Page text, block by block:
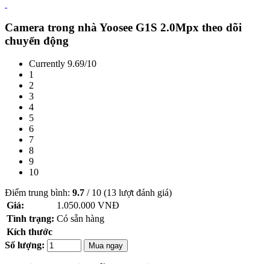
Camera trong nhà Yoosee G1S 2.0Mpx theo dõi
chuyển động
Currently 9.69/10
1
2
3
4
5
6
7
8
9
10
Điểm trung bình: 9.7 / 10 (13 lượt đánh giá)
Giá:
1.050.000 VNĐ
Tình trạng: Có sẵn hàng
Kích thước
Số lượng:
Mua ngay